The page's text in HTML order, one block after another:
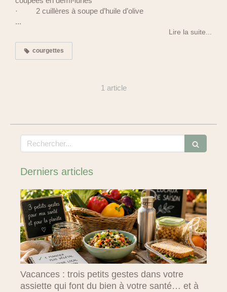
· 2 cuillères à soupe d’huile d’olive
...
Lire la suite...
courgettes
1 article
Rechercher
Derniers articles
Vacances : trois petits gestes dans votre
assiette qui font du bien à votre santé… et à